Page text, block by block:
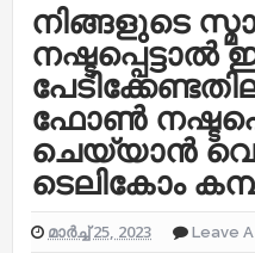
നിങ്ങളുടെ
നഷ്ടപ്പെട്ടാൽ
ഫോൺ
ചെയ്യാൻ
ടെലികോം
മാർച്ച് 25, 2023 Leave